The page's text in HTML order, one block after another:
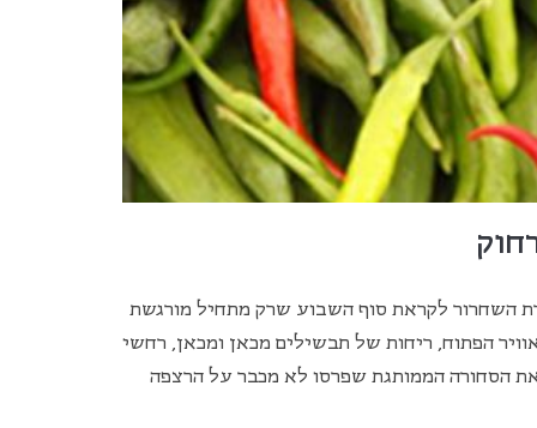
השחרור לקראת סוף השבוע שרק מתחיל מורגשת
הפתוח, ריחות של תבשילים מכאן ומכאן, רחשי
את הסחורה הממותגת שפרסו לא מכבר על הרצפה